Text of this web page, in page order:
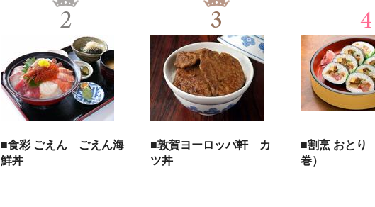
2
■食彩 ごえん ごえん海
鮮丼
3
■敦賀ヨーロッパ軒 カ
ツ丼
4
■割烹 おとり
巻）